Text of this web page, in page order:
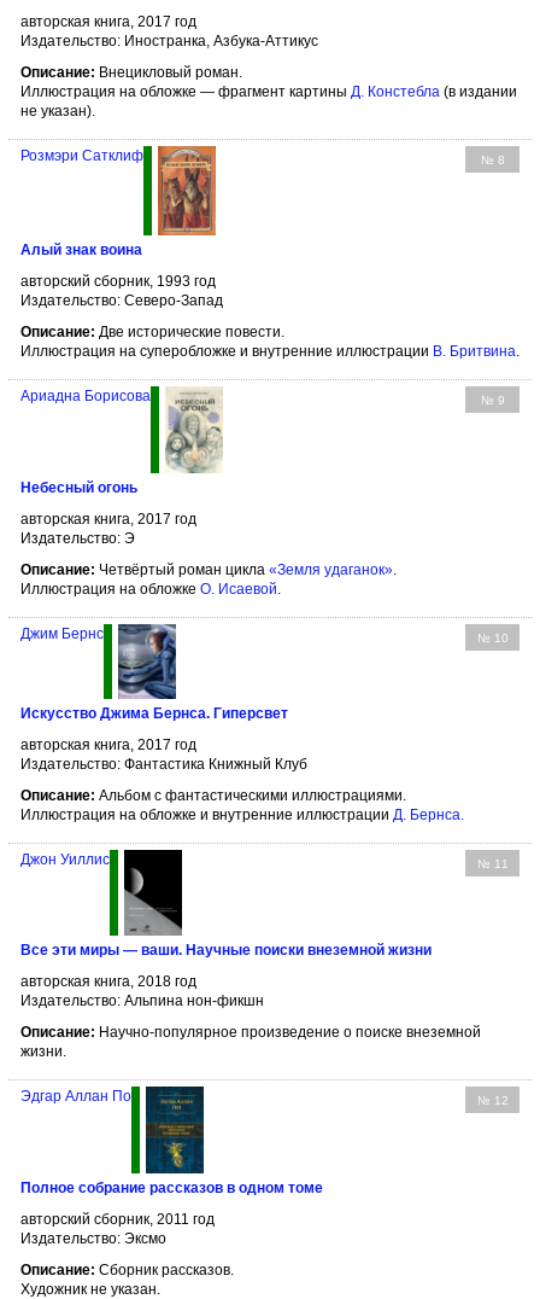
авторская книга, 2017 год
Издательство: Иностранка, Азбука-Аттикус
Описание: Внецикловый роман.
Иллюстрация на обложке — фрагмент картины Д. Констебла (в издании
не указан).
№ 8
Розмэри Сатклиф
Алый знак воина
авторский сборник, 1993 год
Издательство: Северо-Запад
Описание: Две исторические повести.
Иллюстрация на суперобложке и внутренние иллюстрации В. Бритвина.
№ 9
Ариадна Борисова
Небесный огонь
авторская книга, 2017 год
Издательство: Э
Описание: Четвёртый роман цикла «Земля удаганок».
Иллюстрация на обложке О. Исаевой.
№ 10
Джим Бернс
Искусство Джима Бернса. Гиперсвет
авторская книга, 2017 год
Издательство: Фантастика Книжный Клуб
Описание: Альбом с фантастическими иллюстрациями.
Иллюстрация на обложке и внутренние иллюстрации Д. Бернсa.
№ 11
Джон Уиллис
Все эти миры — ваши. Научные поиски внеземной жизни
авторская книга, 2018 год
Издательство: Альпина нон-фикшн
Описание: Научно-популярное произведение о поиске внеземной
жизни.
№ 12
Эдгар Аллан По
Полное собрание рассказов в одном томе
авторский сборник, 2011 год
Издательство: Эксмо
Описание: Сборник рассказов.
Художник не указан.